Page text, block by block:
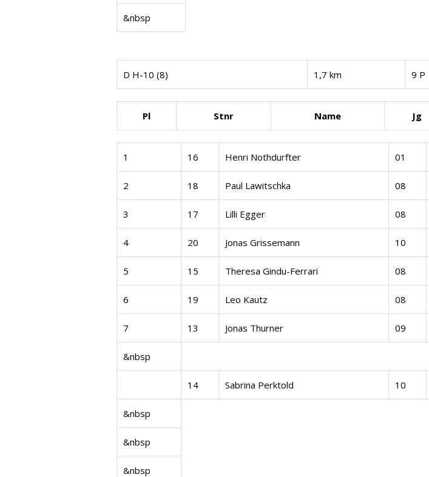
&nbsp
D H-10 (8) 1,7 km 9 P
Pl Stnr Name Jg
1 16 Henri Nothdurfter 01
2 18 Paul Lawitschka 08
3 17 Lilli Egger 08
4 20 Jonas Grissemann 10
5 15 Theresa Gindu-Ferrari 08
6 19 Leo Kautz 08
7 13 Jonas Thurner 09
&nbsp
14 Sabrina Perktold 10
&nbsp
&nbsp
&nbsp